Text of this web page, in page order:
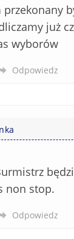
już
wyborów
Odpowiedz
non stop.
Odpowiedz